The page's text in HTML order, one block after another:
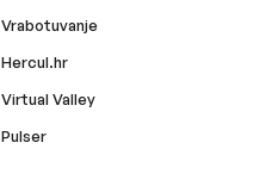
Vrabotuvanje
Hercul.hr
Virtual Valley
Pulser